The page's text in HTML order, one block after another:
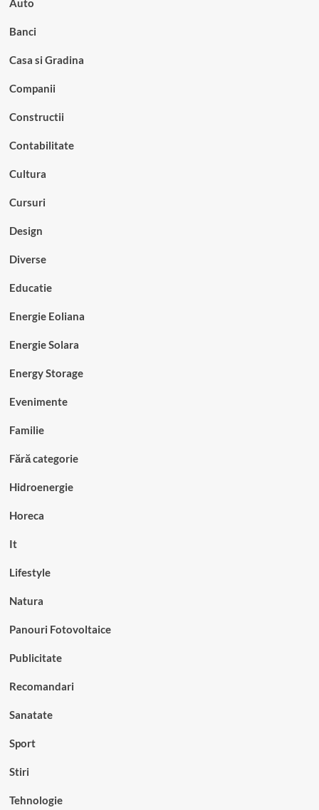
Banci
Casa si Gradina
Companii
Constructii
Contabilitate
Cultura
Cursuri
Design
Diverse
Educatie
Energie Eoliana
Energie Solara
Energy Storage
Evenimente
Familie
Fără categorie
Hidroenergie
Horeca
It
Lifestyle
Natura
Panouri Fotovoltaice
Publicitate
Recomandari
Sanatate
Sport
Stiri
Tehnologie